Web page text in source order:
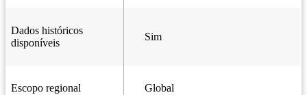
Dados históricos
disponíveis
Sim
Escopo regional Global